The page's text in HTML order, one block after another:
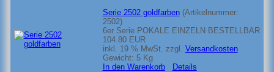
Serie 2502 goldfarben (Artikelnummer:
2502)
6er Serie POKALE EINZELN BESTELLBAR
104.80 EUR
inkl. 19 % MwSt. zzgl. Versandkosten
Gewicht: 5 Kg
In den Warenkorb
Details